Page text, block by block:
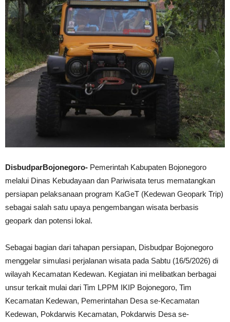
DisbudparBojonegoro- Pemerintah Kabupaten Bojonegoro
melalui Dinas Kebudayaan dan Pariwisata terus mematangkan
persiapan pelaksanaan program KaGeT (Kedewan Geopark Trip)
sebagai salah satu upaya pengembangan wisata berbasis
geopark dan potensi lokal.
Sebagai bagian dari tahapan persiapan, Disbudpar Bojonegoro
menggelar simulasi perjalanan wisata pada Sabtu (16/5/2026) di
wilayah Kecamatan Kedewan. Kegiatan ini melibatkan berbagai
unsur terkait mulai dari Tim LPPM IKIP Bojonegoro, Tim
Kecamatan Kedewan, Pemerintahan Desa se-Kecamatan
Kedewan, Pokdarwis Kecamatan, Pokdarwis Desa se-